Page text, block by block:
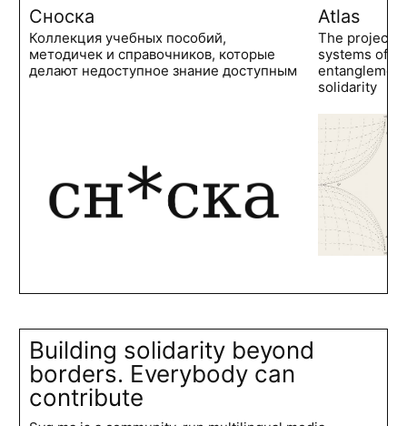
Сноска
Коллекция учебных пособий,
методичек и справочников, которые
делают недоступное знание доступным
Atlas
The project
systems of
solidarity
Building solidarity beyond
borders. Everybody can
contribute